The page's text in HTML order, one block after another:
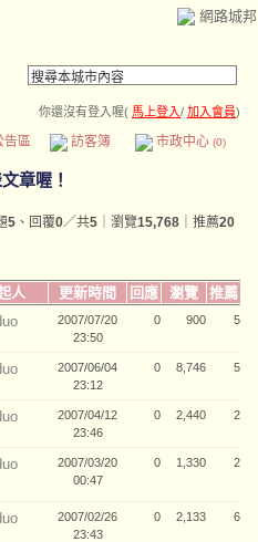
網路城邦
你還沒有登入喔( 馬上登入/ 加入會員)
區 訪客簿 市政中心 (0)
5 、回覆0／共5 ｜瀏覽15,768 ｜推薦20
人 更新時間 回應 瀏覽
推薦
2007/07/20
23:50
0 900 5
2007/06/04
23:12
0 8,746 5
2007/04/12
23:46
0 2,440 2
2007/03/20
00:47
0 1,330 2
2007/02/26
23:43
0 2,133 6